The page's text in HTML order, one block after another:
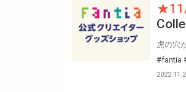
#fantia